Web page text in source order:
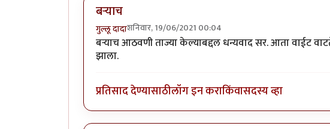
बऱ्याच
गुल्लू दादाशनिवार, 19/06/2021 00:04
बऱ्याच आठवणी ताज्या केल्याबद्दल धन्यवाद सर. आता वाईट
झाला.
प्रतिसाद देण्यासाठीलॉग इन कराकिंवासदस्य व्हा